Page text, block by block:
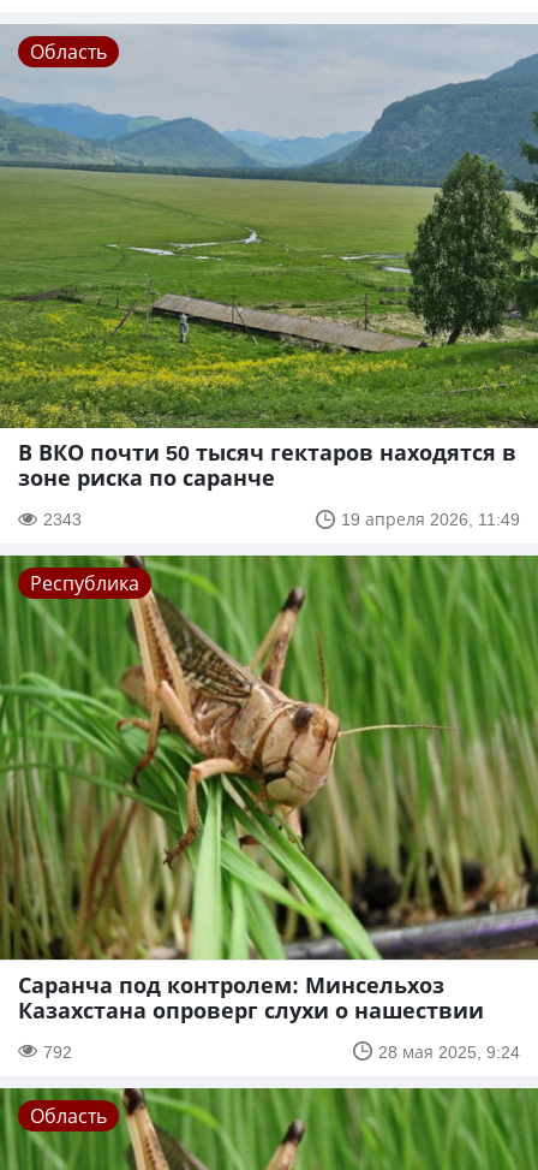
Область
В ВКО почти 50 тысяч гектаров находятся в
зоне риска по саранче
2343 19 апреля 2026, 11:49
Республика
Саранча под контролем: Минсельхоз
Казахстана опроверг слухи о нашествии
792 28 мая 2025, 9:24
Область